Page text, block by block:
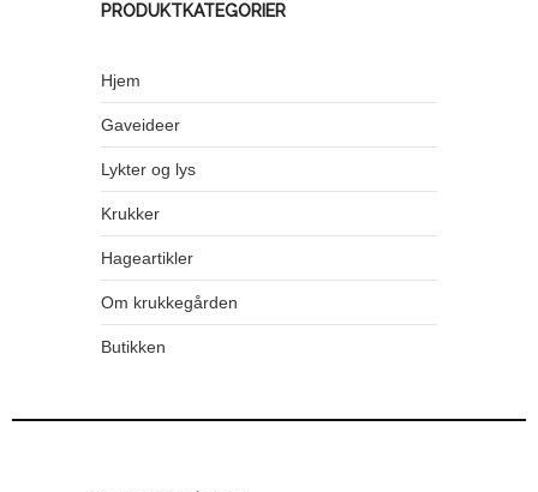
PRODUKTKATEGORIER
Hjem
Gaveideer
Lykter og lys
Krukker
Hageartikler
Om krukkegården
Butikken